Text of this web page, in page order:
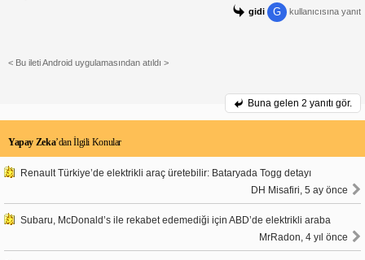
gidi G kullanıcısına yanıt
< Bu ileti Android uygulamasından atıldı >
Buna gelen 2 yanıtı gör.
Yapay Zeka’dan İlgili Konular
Renault Türkiye’de elektrikli araç üretebilir: Bataryada Togg detayı
DH Misafiri, 5 ay önce
Subaru, McDonald’s ile rekabet edemediği için ABD’de elektrikli araba
MrRadon, 4 yıl önce